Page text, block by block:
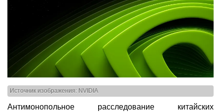
Источник изображения: NVIDIA
Антимонопольное расследование китайских